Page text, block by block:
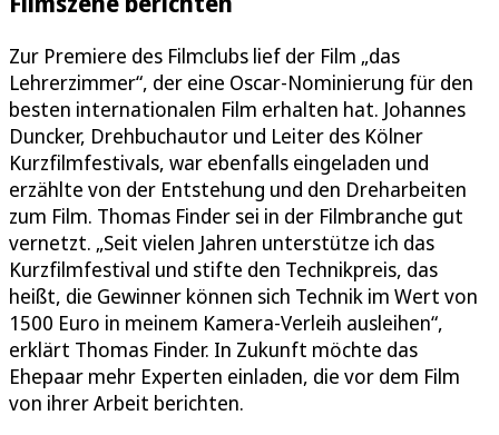
Zur Premiere des Filmclubs lief der Film „das
Lehrerzimmer“, der eine Oscar-Nominierung für den
besten internationalen Film erhalten hat. Johannes
Duncker, Drehbuchautor und Leiter des Kölner
Kurzfilmfestivals, war ebenfalls eingeladen und
erzählte von der Entstehung und den Dreharbeiten
zum Film. Thomas Finder sei in der Filmbranche gut
vernetzt. „Seit vielen Jahren unterstütze ich das
Kurzfilmfestival und stifte den Technikpreis, das
heißt, die Gewinner können sich Technik im Wert von
1500 Euro in meinem Kamera-Verleih ausleihen“,
erklärt Thomas Finder. In Zukunft möchte das
Ehepaar mehr Experten einladen, die vor dem Film
von ihrer Arbeit berichten.